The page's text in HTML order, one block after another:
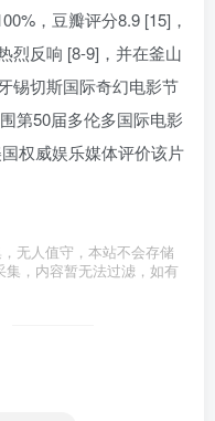
，豆瓣评分8.9 [15]，
烈反响 [8-9]，并在釜山
锡切斯国际奇幻电影节
第50届多伦多国际电影
权威娱乐媒体评价该片
无人值守，本站不会存储
，内容暂无法过滤，如有